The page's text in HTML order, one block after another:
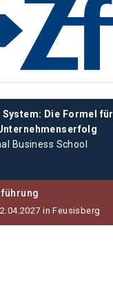
Die Formel für
Business School
in Feusisberg